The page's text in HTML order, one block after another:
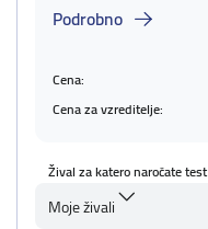
Podrobno
Cena:
Cena za vzreditelje:
Žival za katero naročate test
Moje živali